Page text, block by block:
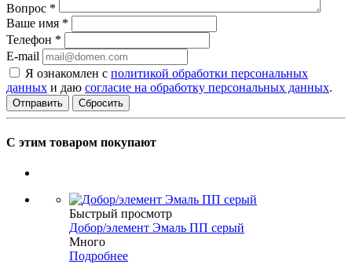
Вопрос *
Ваше имя *
Телефон *
E-mail
Я ознакомлен с политикой обработки персональных
данных и даю согласие на обработку персональных данных.
Сбросить
С этим товаром покупают
Быстрый просмотр
Добор/элемент Эмаль ПП серый
Много
Подробнее